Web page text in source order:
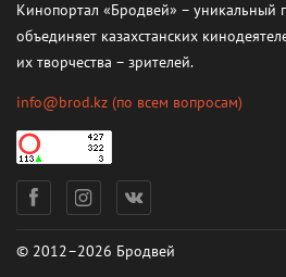
Кинопортал «Бродвей» – уникальный
объединяет казахстанских
их творчества – зрителей.
info@brod.kz (по всем вопросам)
© 2012–2026 Бродвей